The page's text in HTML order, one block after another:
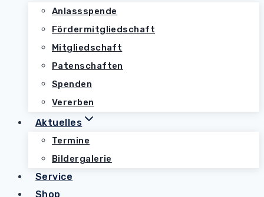
Anlassspende
Fördermitgliedschaft
Mitgliedschaft
Patenschaften
Spenden
Vererben
Aktuelles
Termine
Bildergalerie
Service
Shop